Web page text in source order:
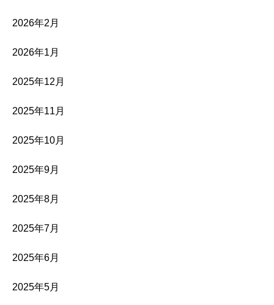
2026年2月
2026年1月
2025年12月
2025年11月
2025年10月
2025年9月
2025年8月
2025年7月
2025年6月
2025年5月